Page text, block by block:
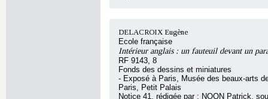
DELACROIX Eugène
Ecole française
Intérieur anglais : un fauteuil devant un
RF 9143, 8
Fonds des dessins et miniatures
- Exposé à Paris, Musée des beaux-arts
Paris, Petit Palais
Notice 41, rédigée par : NOON Patrick,